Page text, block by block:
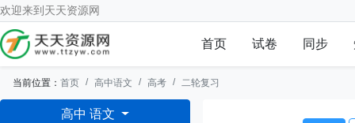
欢迎来到 天天资源网
首页 试卷 同步
当前位置： 首页 高中语文 高考 二轮复习
高中 语文